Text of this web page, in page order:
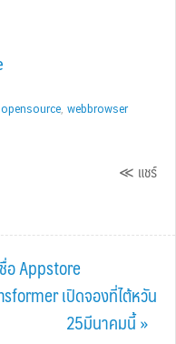
opensource, webbrowser
≪ แชร์
อ Appstore
เปิดจองที่ไต้หวัน
25มีนาคมนี้ »